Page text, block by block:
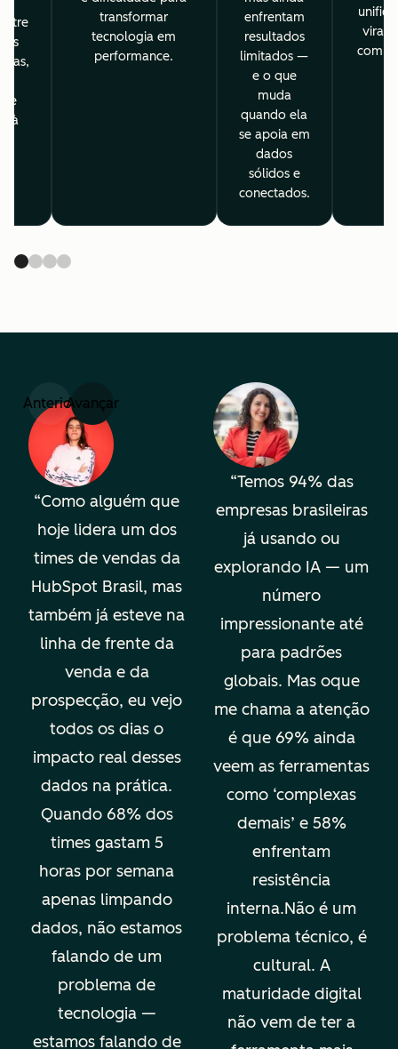
e
à
transformar
tecnologia em
performance.
enfrentam
resultados
limitados —
e o que
muda
quando ela
se apoia em
dados
sólidos e
conectados.
virar
AnteriorAvançar
Como alguém que
hoje lidera um dos
times de vendas da
HubSpot Brasil, mas
também já esteve na
linha de frente da
venda e da
prospecção, eu vejo
todos os dias o
impacto real desses
dados na prática.
Quando 68% dos
times gastam 5
horas por semana
apenas limpando
dados, não estamos
falando de um
problema de
tecnologia —
estamos falando de
Temos 94% das
empresas brasileiras
já usando ou
explorando IA — um
número
impressionante até
para padrões
globais. Mas oque
me chama a atenção
é que 69% ainda
veem as ferramentas
como ‘complexas
demais’ e 58%
enfrentam
resistência
interna.Não é um
problema técnico, é
cultural. A
maturidade digital
não vem de ter a